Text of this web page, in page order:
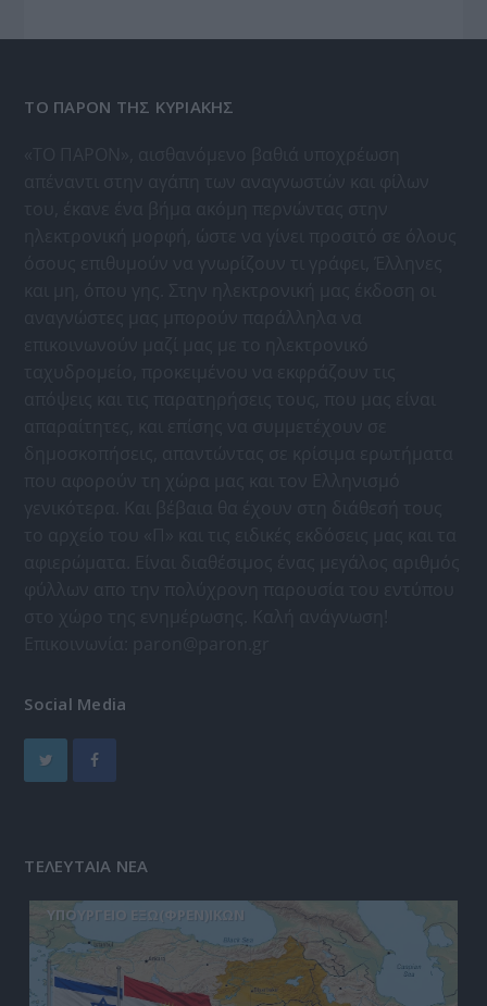
ΤΟ ΠΑΡΟΝ ΤΗΣ ΚΥΡΙΑΚΗΣ
Social Media
ΤΕΛΕΥΤΑΙΑ ΝΕΑ
ΥΠΟΥΡΓΕΙΟ ΕΞΩ(ΦΡΕΝ)ΙΚΩΝ